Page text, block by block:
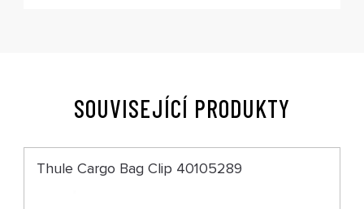
SOUVISEJÍCÍ PRODUKTY
Thule Cargo Bag Clip 40105289